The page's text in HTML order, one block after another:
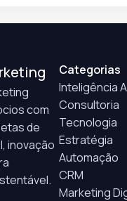
com
de
inovação
Categorias
Inteligência
Consultoria
Tecnologia
Estratégia
Automação
CRM
Marketing